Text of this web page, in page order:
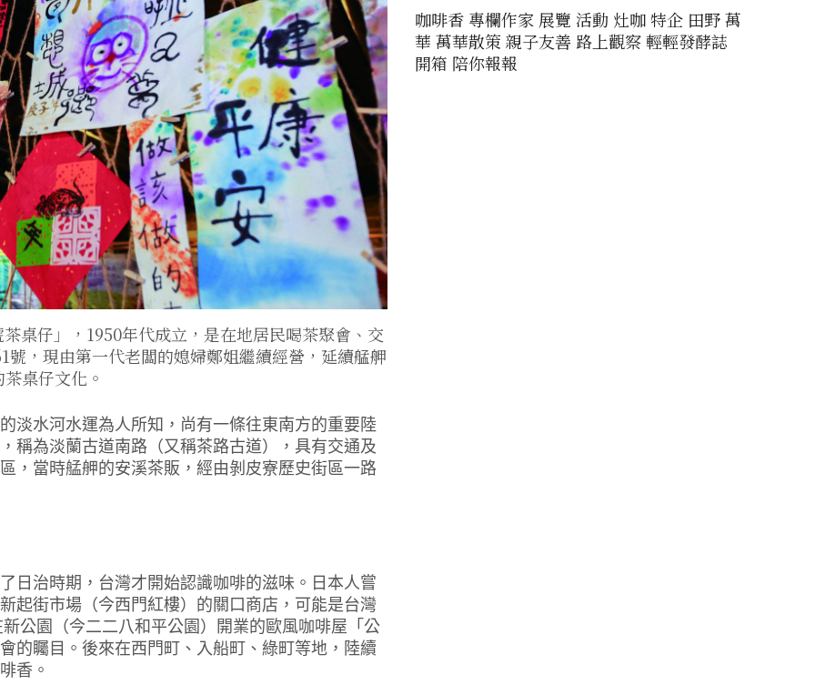
桌仔」，1950年代成立，是在地居民喝茶聚會、交
，現由第一代老闆的媳婦鄭姐繼續經營，延續艋舺
茶桌仔文化。
淡水河水運為人所知，尚有一條往東南方的重要陸
稱為淡蘭古道南路（又稱茶路古道），具有交通及
，當時艋舺的安溪茶販，經由剝皮寮歷史街區一路
日治時期，台灣才開始認識咖啡的滋味。日本人嘗
起街市場（今西門紅樓）的關口商店，可能是台灣
公園（今二二八和平公園）開業的歐風咖啡屋「公
的矚目。後來在西門町、入船町、綠町等地，陸續
香。
咖啡香 專欄作家 展覽 活動 灶咖特企 田野萬
華 萬華散策 親子友善 路上觀察輕輕發酵誌
開箱 陪你報報